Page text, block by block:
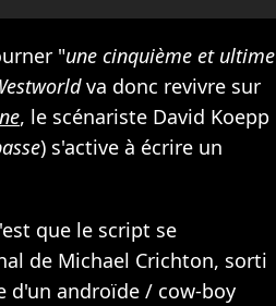
"une cinquième et ultime
va donc revivre sur
, le scénariste David Koepp
) s'active à écrire un
que le script se
de Michael Crichton, sorti
d'un androïde / cow-boy